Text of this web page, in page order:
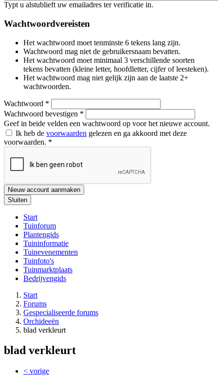
Typt u alstublieft uw emailadres ter verificatie in.
Wachtwoordvereisten
Het wachtwoord moet tenminste 6 tekens lang zijn.
Wachtwoord mag niet de gebruikersnaam bevatten.
Het wachtwoord moet minimaal 3 verschillende soorten
tekens bevatten (kleine letter, hoofdletter, cijfer of leesteken).
Het wachtwoord mag niet gelijk zijn aan de laatste 2+
wachtwoorden.
Wachtwoord *
Wachtwoord bevestigen *
Geef in beide velden een wachtwoord op voor het nieuwe account.
Ik heb de voorwaarden gelezen en ga akkoord met deze
voorwaarden. *
Nieuw account aanmaken
Sluiten
Start
Tuinforum
Plantengids
Tuininformatie
Tuinevenementen
Tuinfoto's
Tuinmarktplaats
Bedrijvengids
Start
Forums
Gespecialiseerde forums
Orchideeën
blad verkleurt
blad verkleurt
< vorige